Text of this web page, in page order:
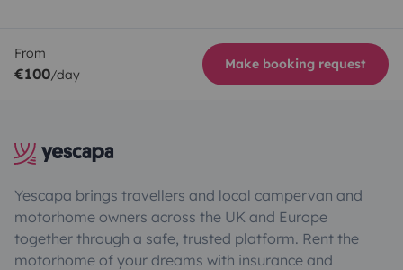
From
€100/day
Make booking request
Yescapa brings travellers and local campervan and
motorhome owners across the UK and Europe
together through a safe, trusted platform. Rent the
motorhome of your dreams with insurance and